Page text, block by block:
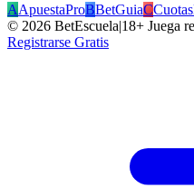
AApuestaProBBetGuiaC
© 2026 BetEscuela|18+ Juega
Registrarse Gratis